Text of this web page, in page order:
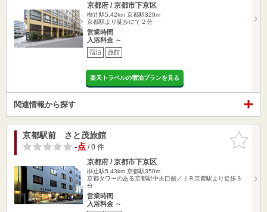
京都府 / 京都市下京区
椥辻駅5.42km 京都駅329m
京都駅より徒歩にて２分
営業時間
入浴料金 ～
宿泊 旅館
楽天トラベルの宿泊プランを見る
関連情報から探す
お気に入
りに追加
京都駅前 さと茂旅館
-点/ 0 件
京都府 / 京都市下京区
椥辻駅5.43km 京都駅350m
京都タワーのある京都駅中央口側／ＪＲ京都駅より徒歩３
分
営業時間
入浴料金 ～